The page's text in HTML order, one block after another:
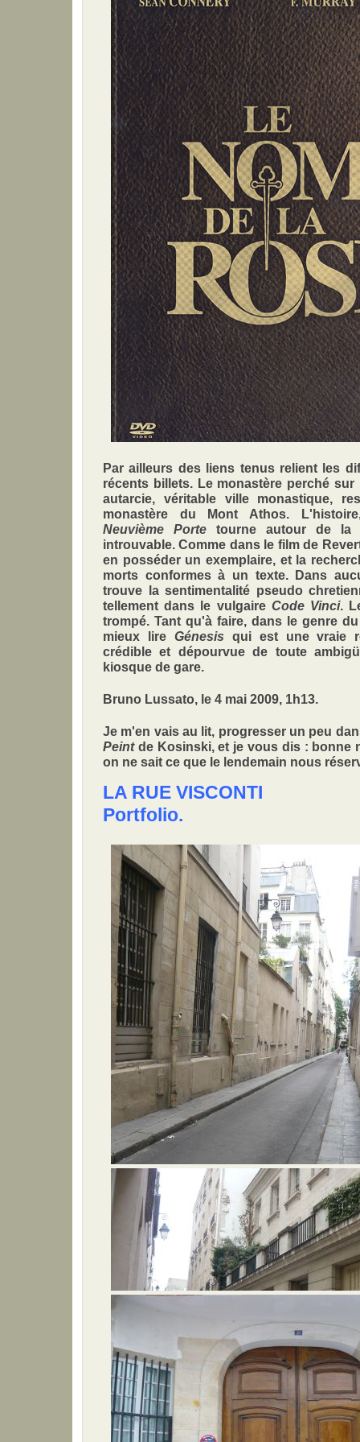
Par ailleurs des liens tenus relient les
récents billets. Le monastère perché
autarcie, véritable ville monastique,
monastère du Mont Athos.
Neuvième Porte tourne autour de la
introuvable. Comme dans le film de
en posséder un exemplaire, et la
morts conformes à un texte. Dans
trouve la sentimentalité pseudo
tellement dans le vulgaire Code Vinci.
trompé. Tant qu'à faire, dans le genre
mieux lire Génesis qui est une vraie
crédible et dépourvue de toute
kiosque de gare.
Bruno Lussato, le 4 mai 2009, 1h13.
Je m'en vais au lit, progresser un peu
Peintde Kosinski, et je vous dis : bonne
on ne sait ce que le lendemain nous
LA RUE VISCONTI
Portfolio.